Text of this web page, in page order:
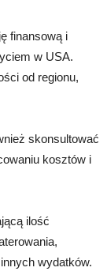
finansową i
w USA.
od regionu,
skonsultować
kosztów i
ilość
wydatków.